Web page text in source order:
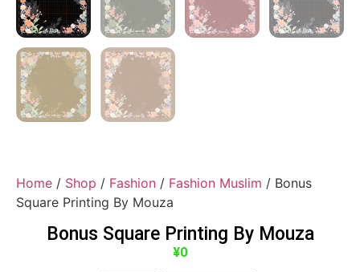
Home / Shop / Fashion / Fashion Muslim / Bonus
Square Printing By Mouza
Bonus Square Printing By Mouza
¥0